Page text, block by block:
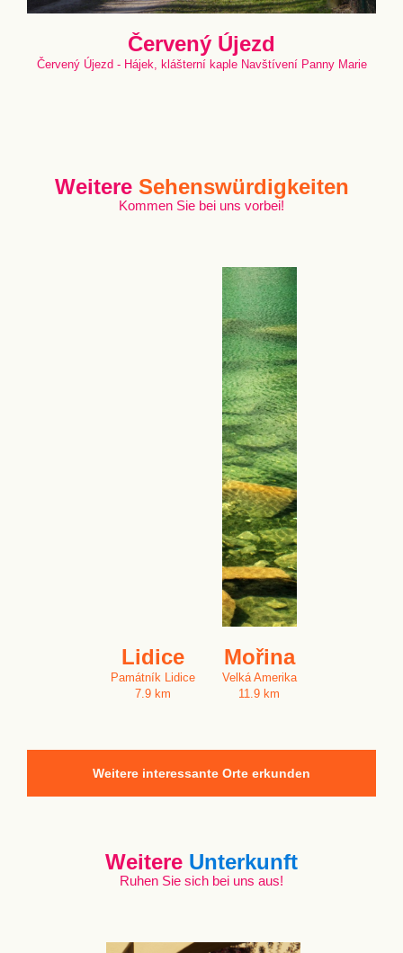
Červený Újezd
Červený Újezd - Hájek, klášterní kaple Navštívení Panny Marie
Weitere Sehenswürdigkeiten
Kommen Sie bei uns vorbei!
Lidice
Památník Lidice
7.9 km
Mořina
Velká Amerika
11.9 km
Weitere interessante Orte erkunden
Weitere Unterkunft
Ruhen Sie sich bei uns aus!